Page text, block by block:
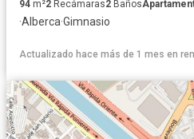
94 m²2 Recámaras2 Baños
·Alberca·Gimnasio
Actualizado hace más de 1 mes en